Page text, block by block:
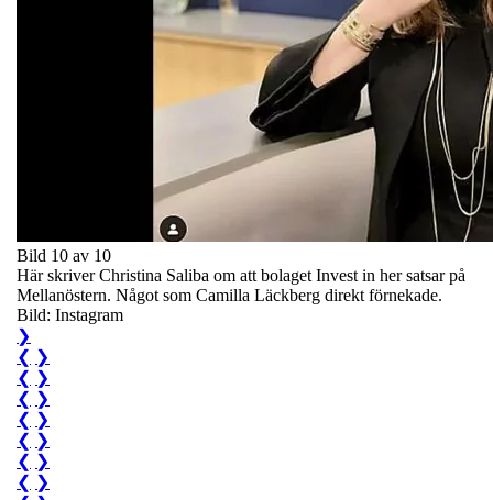
Bild 10 av 10
Här skriver Christina Saliba om att bolaget Invest in her satsar på
Mellanöstern. Något som Camilla Läckberg direkt förnekade.
Bild: Instagram
❯
❮ ❯
❮ ❯
❮ ❯
❮ ❯
❮ ❯
❮ ❯
❮ ❯